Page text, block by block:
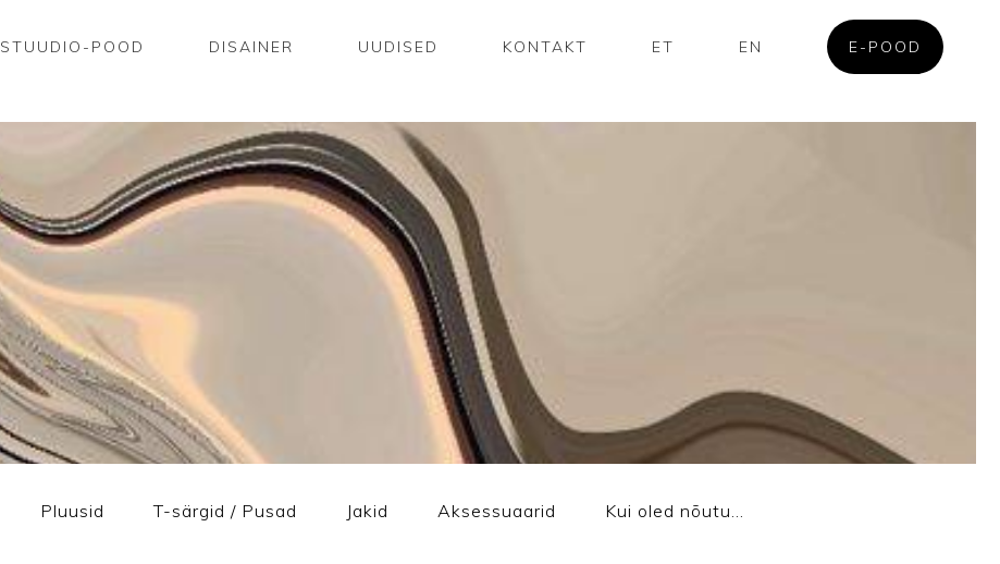
STUUDIO-POOD DISAINER UUDISED KONTAKT ET EN E-POOD
Pluusid T-särgid / Pusad Jakid Aksessuaarid Kui oled nõutu…